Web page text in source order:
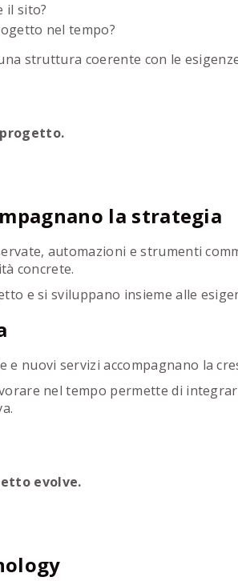
il sito?
nel tempo?
struttura coerente con le
la strategia
automazioni e strumenti
concrete.
e si sviluppano insieme alle
e nuovi servizi accompagnano la
nel tempo permette di
evolve.